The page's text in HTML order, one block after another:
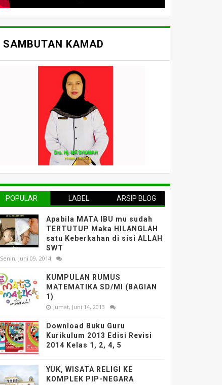
SAMBUTAN KAMAD
POPULAR LABEL ARSIP BLOG
Apabila MATA IBU mu sudah
TERTUTUP Maka HILANGLAH
satu Keberkahan di sisi ALLAH
SWT
Senin, Juni 09, 2014
KUMPULAN RUMUS
MATEMATIKA SD/MI (BAGIAN
1)
Jumat, Juni 14, 2013
Download Buku Guru
Kurikulum 2013 Edisi Revisi
2014 Kelas 1, 2, 4, 5
YUK, WISATA RELIGI KE
KOMPLEK PIP-NEGARA